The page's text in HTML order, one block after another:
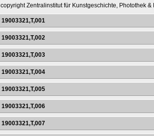
copyright Zentralinstitut für Kunstgeschichte, Photothek &
19003321,T,001
19003321,T,002
19003321,T,003
19003321,T,004
19003321,T,005
19003321,T,006
19003321,T,007